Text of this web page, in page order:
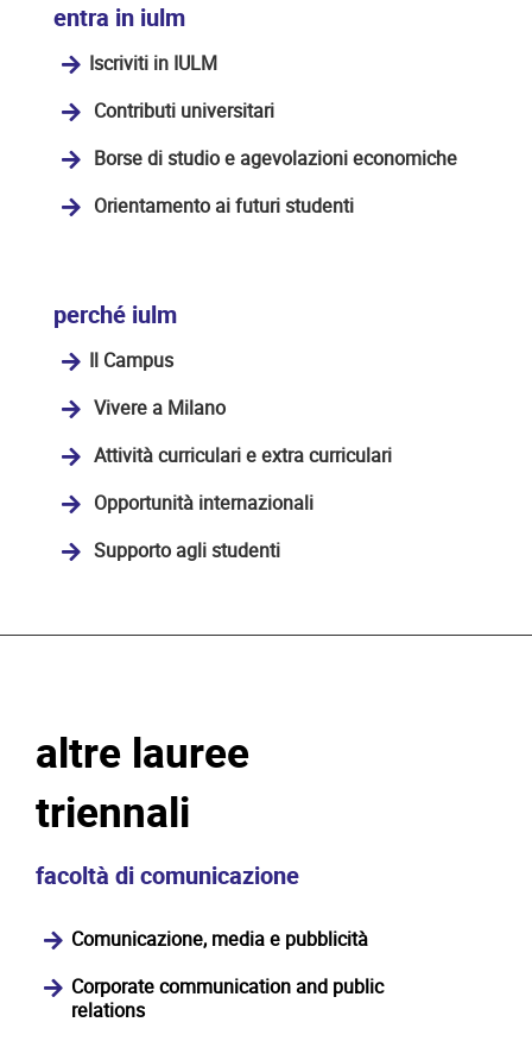
entra in iulm
Iscriviti in IULM
Contributi universitari
Borse di studio e agevolazioni economiche
Orientamento ai futuri studenti
perché iulm
Il Campus
Vivere a Milano
Attività curriculari e extra curriculari
Opportunità internazionali
Supporto agli studenti
altre lauree
triennali
facoltà di comunicazione
Comunicazione, media e pubblicità
Corporate communication and public
relations